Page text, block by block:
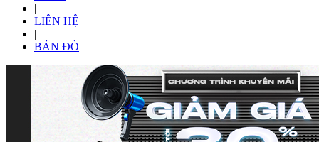
|
LIÊN HỆ
|
BẢN ĐÒ